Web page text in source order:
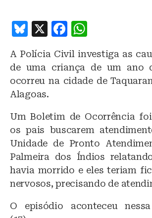
B
lu
e
s
k
y
X
F
c
e
o
o
k
at
s
p
p
A Polícia Civil investiga as
de uma criança de um ano
ocorreu na cidade de
Alagoas.
Um Boletim de Ocorrência
os pais buscarem
Unidade de Pronto
Palmeira dos Índios
havia morrido e eles teriam
nervosos, precisando de
O episódio aconteceu